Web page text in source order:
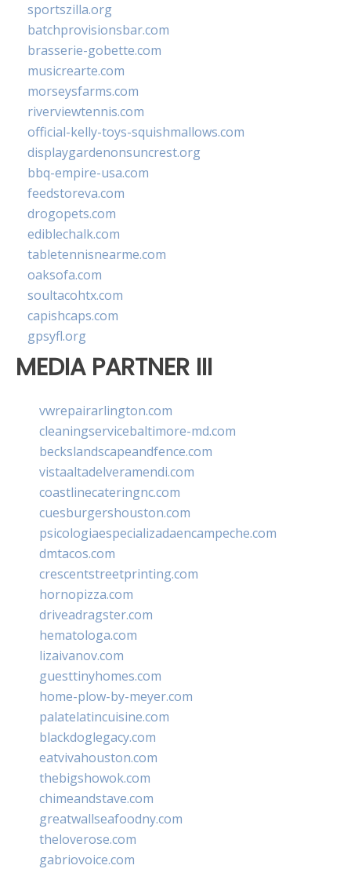
sportszilla.org
batchprovisionsbar.com
brasserie-gobette.com
musicrearte.com
morseysfarms.com
riverviewtennis.com
official-kelly-toys-squishmallows.com
displaygardenonsuncrest.org
bbq-empire-usa.com
feedstoreva.com
drogopets.com
ediblechalk.com
tabletennisnearme.com
oaksofa.com
soultacohtx.com
capishcaps.com
gpsyfl.org
MEDIA PARTNER III
vwrepairarlington.com
cleaningservicebaltimore-md.com
beckslandscapeandfence.com
vistaaltadelveramendi.com
coastlinecateringnc.com
cuesburgershouston.com
psicologiaespecializadaencampeche.com
dmtacos.com
crescentstreetprinting.com
hornopizza.com
driveadragster.com
hematologa.com
lizaivanov.com
guesttinyhomes.com
home-plow-by-meyer.com
palatelatincuisine.com
blackdoglegacy.com
eatvivahouston.com
thebigshowok.com
chimeandstave.com
greatwallseafoodny.com
theloverose.com
gabriovoice.com